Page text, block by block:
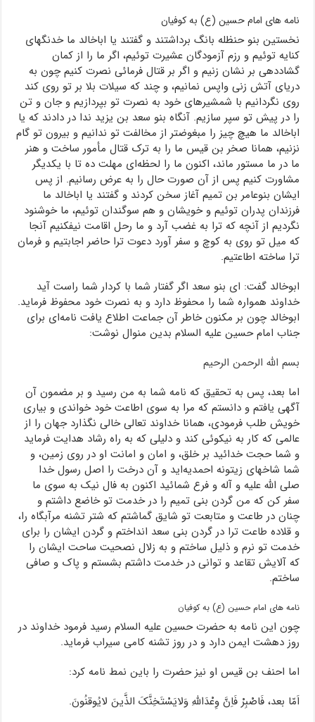
نامه های امام حسین (ع) به کوفیان
نخستین بنو حنظله بانگ برداشتند و گفتند یا اباخالد ما خدنگهای
کنایه توئیم و رزم آزمودگان عشیرت توئیم، اگر ما را از کمان
گشاددهی بر نشان زنیم و اگر بر قتال فرمائی نصرت کنیم چون به
دریای آتش زنی واپس نمانیم، و چند که سیلات بلا بر تو روی کند
روی نگردانیم با شمشیرهای خود به نصرت تو بپردازیم و جان و تن
را در پیش تو سپر سازیم. آنگاه بنو سعد بن یزید ندا در دادند که یا
اباخالد ما هیچ چیز را مبغوضتر از مخالفت تو ندانیم و بیرون تو گام
نزنیم، همانا صخر بن قیس ما را به ترک قتال مأمور ساخت و هنر
ما در ما مستور ماند، اکنون ما را لحظه‌‌ای مهلت ده تا با یکدیگر
مشاورت کنیم پس از آن صورت حال را به عرض رسانیم. از پس
ایشان بنوعامر بن تمیم آغاز سخن کردند و گفتند یا اباخالد ما
فرزندان پدران توئیم و خویشان و هم سوگندان توئیم، ما خوشنود
نگردیم از آنچه که ترا به غضب آرد و ما رحل اقامت نیفکنیم آنجا
که میل تو روی به کوچ و سفر آورد دعوت ترا حاضر اجابتیم و فرمان
ترا ساخته اطاعتیم.
ابوخالد گفت: ای بنو سعد اگر گفتار شما با کردار شما راست آید
خداوند همواره شما را محفوظ دارد و به نصرت خود محفوظ فرماید.
ابوخالد چون بر مکنون خاطر آن جماعت اطلاع یافت نامه‌ای برای
جناب امام حسین علیه السلام بدین منوال نوشت:
بسم الله الرحمن الرحیم
اما بعد، پس به تحقیق که نامه شما به من رسید و بر مضمون آن
آگهی یافتم و دانستم که مرا به سوی اطاعت خود خواندی و بیاری
خویش طلب فرمودی، همانا خداوند تعالی خالی نگذارد جهان را از
عالمی که کار به نیکوئی کند و دلیلی که به راه رشاد هدایت فرماید
و شما حجت خدائید بر خلق، و امان و امانت او در روی زمین، و
شما شاخهای زیتونه احمدیه‌اید و آن درخت را اصل رسول خدا
صلی الله علیه و آله و فرع شمائید اکنون به فال نیک به سوی ما
سفر کن که من گردن بنی تمیم را در خدمت تو خاضع داشتم و
چنان در طاعت و متابعت تو شایق گماشتم که شتر تشنه مرآبگاه را،
و قلاده طاعت ترا در گردن بنی سعد انداختم و گردن ایشان را برای
خدمت تو نرم و ذلیل ساختم و به زلال نصحیت ساحت ایشان را
که آلایش تقاعد و توانی در خدمت داشتم بشستم و پاک و صافی
ساختم.
نامه های امام حسین (ع) به کوفیان
چون این نامه به حضرت حسین علیه السلام رسید فرمود خداوند در
روز دهشت ایمن دارد و در روز تشنه کامی سیراب فرماید.
اما احنف بن قیس او نیز حضرت را باین نمط نامه کرد:
اَمّا بعد، فَاصْبِرْ فَاِنَّ وِعْدَاللهِ وَلایَسْتَخِنَّکَ الذَّینَ لایُوقنُونَ.